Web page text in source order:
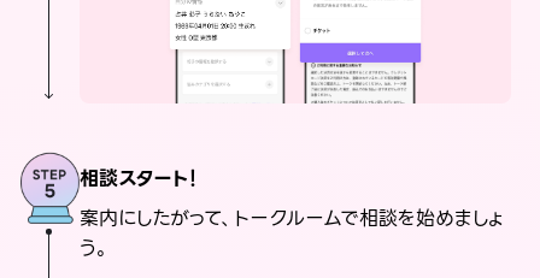
相談スタート！
案内にしたがって、トークルームで相談を始めましょ
う。